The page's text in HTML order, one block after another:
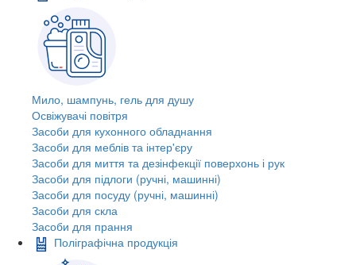
Мило, шампунь, гель для душу
Освіжувачі повітря
Засоби для кухонного обладнання
Засоби для меблів та інтер'єру
Засоби для миття та дезінфекції поверхонь і рук
Засоби для підлоги (ручні, машинні)
Засоби для посуду (ручні, машинні)
Засоби для скла
Засоби для прання
Поліграфічна продукція